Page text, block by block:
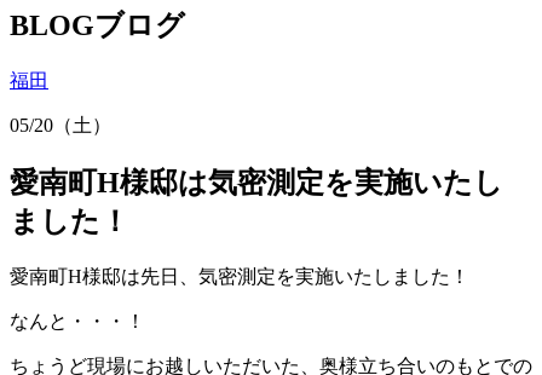
BLOGブログ
福田
05/20（土）
愛南町H様邸は気密測定を実施いたし
ました！
愛南町H様邸は先日、気密測定を実施いたしました！
なんと・・・！
ちょうど現場にお越しいただいた、奥様立ち合いのもとでの